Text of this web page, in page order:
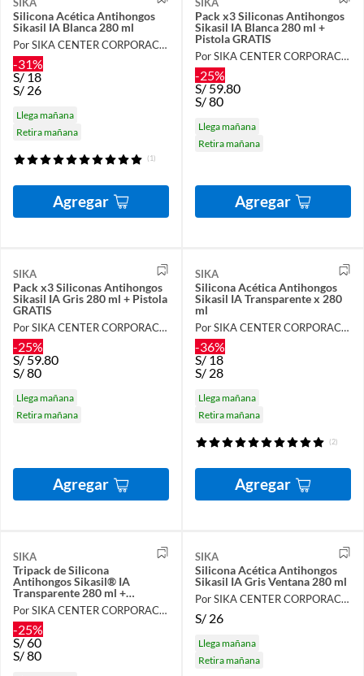
Silicona Acética Antihongos
Sikasil IA Blanca 280 ml
Por SIKA CENTER CORPORACIÓN LAU
-31%
S/18
S/ 26
Llega mañana
Retira mañana
(1)
Agregar
Pack x3 Siliconas Antihongos
Sikasil IA Blanca 280 ml +
Pistola GRATIS
Por SIKA CENTER CORPORACIÓN LAU
-25%
S/59.80
S/80
Llega mañana
Retira mañana
Agregar
SIKA
Pack x3 Siliconas Antihongos
Sikasil IA Gris 280 ml + Pistola
GRATIS
Por SIKA CENTER CORPORACIÓN LAU
-25%
S/ 59.80
S/80
Llega mañana
Retira mañana
Agregar
SIKA
Silicona Acética Antihongos
Sikasil IA Transparente x 280
ml
Por SIKA CENTER CORPORACIÓN LAU
-36%
S/ 18
S/ 28
Llega mañana
Retira mañana
(2)
Agregar
SIKA
Tripack de Silicona
Antihongos Sikasil® IA
Transparente 280 ml +
Aplicador Gratis
Por SIKA CENTER CORPORACIÓN LAU
-25%
S/60
S/80
SIKA
Silicona Acética Antihongos
Sikasil IA Gris Ventana 280 ml
Por SIKA CENTER CORPORACIÓN LAU
S/ 26
Llega mañana
Retira mañana